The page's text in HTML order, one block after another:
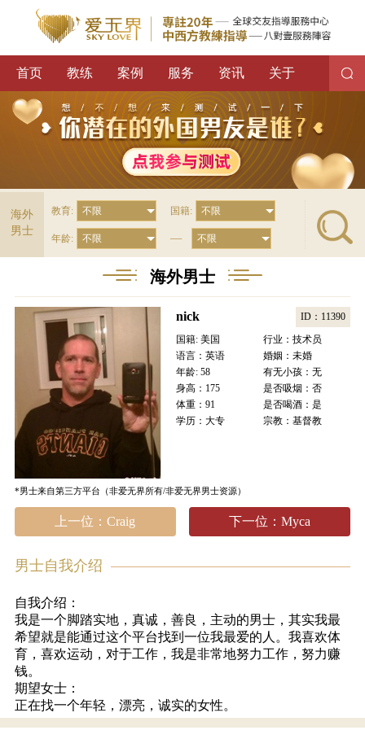
首页 教练 案例 服务 资讯 关于
海外
男士
教育: 国籍:
年龄: —
海外男士
nick
ID：11390
国籍: 美国
行业：技术员
语言：英语
婚姻：未婚
年龄: 58
有无小孩：无
身高：175
是否吸烟：否
体重：91
是否喝酒：是
学历：大专
宗教：基督教
*男士来自第三方平台（非爱无界所有/非爱无界男士资源）
上一位：Craig 下一位：Myca
男士自我介绍
自我介绍：
我是一个脚踏实地，真诚，善良，主动的男士，其实我最
希望就是能通过这个平台找到一位我最爱的人。我喜欢体
育，喜欢运动，对于工作，我是非常地努力工作，努力赚
钱。
期望女士：
正在找一个年轻，漂亮，诚实的女性。